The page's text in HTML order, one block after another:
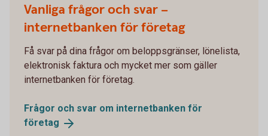
Vanliga frågor och svar –
internetbanken för företag
Få svar på dina frågor om beloppsgränser, lönelista,
elektronisk faktura och mycket mer som gäller
internetbanken för företag.
Frågor och svar om internetbanken för
företag